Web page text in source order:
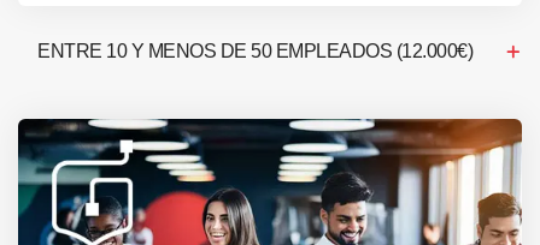
ENTRE 10 Y MENOS DE 50 EMPLEADOS (12.000€)